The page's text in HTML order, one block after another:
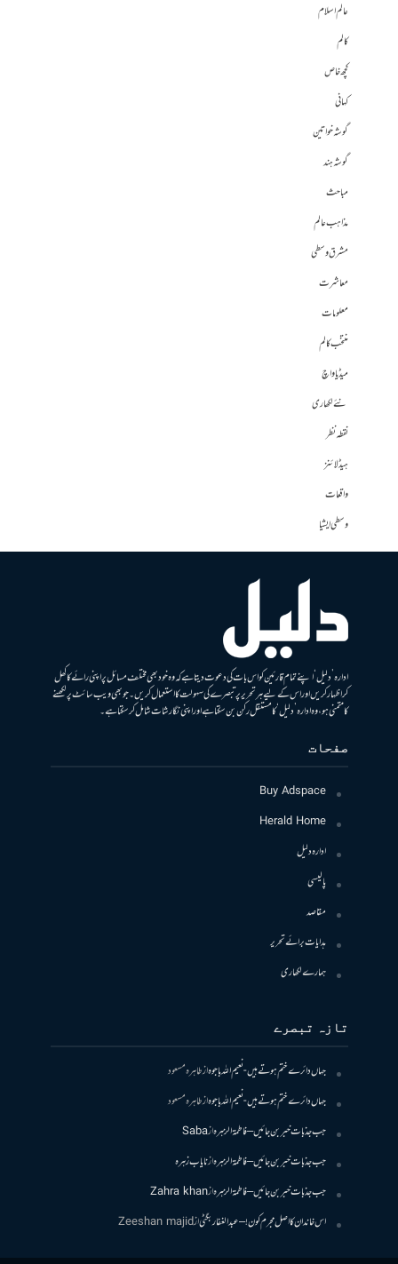
عالم اسلام
کالم
کچھ خاص
کہانی
گوشہ خواتین
گوشہ ہند
مباحث
مذاہب عالم
مشرق وسطی
معاشرت
معلومات
منتخب کالم
میڈیا واچ
نئے لکھاری
نقطہ نظر
ہیڈلائنز
واقعات
وسطی ایشیا
ادارہ ’دلیل‘ اپنے تمام قارئین کو اس بات کی دعوت دیتا ہے کہ وہ خود بھی مختلف مسائل پر اپنی رائے کا کھل
کر اظہار کریں اور اس کے لیے ہر تحریر پر تبصرے کی سہولت کا استعمال کریں۔ جو بھی ویب سائٹ پر لکھنے
کا متمنی ہو، وہ ادارہ ’دلیل‘ کا مستقل رکن بن سکتا ہے اور اپنی نگارشات شامل کرسکتا ہے۔
صفحات
Buy Adspace
Herald Home
ادارہ دلیل
پالیسی
مقاصد
ہدایات برائے تحریر
ہمارے لکھاری
تازہ تبصرے
جہاں دائرے ختم ہوتے ہیں- نعیم اللہ باجوہازطاہرہ مسعود
جہاں دائرے ختم ہوتے ہیں- نعیم اللہ باجوہازطاہرہ مسعود
جب جذبات خبر بن جائیں – فاطمۃالزہرہازSaba
جب جذبات خبر بن جائیں – فاطمۃالزہرہازنایاب زہرہ
جب جذبات خبر بن جائیں – فاطمۃالزہرہازZahra khan
اس خاندان کا اصل مجرم کون! – عبدالغفار بگٹیازZeeshan majid